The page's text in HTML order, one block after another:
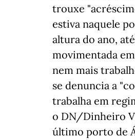
trouxe
estiva naquele
altura do ano,
movimentada
nem mais
se denuncia a
trabalha em
o DN/Dinheiro
último porto de